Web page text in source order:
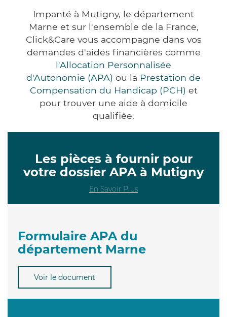
Impanté à Mutigny, le département
Marne et sur l'ensemble de la France,
Click&Care vous accompagne dans vos
demandes d'aides financières comme
l'Allocation Personnalisée
d'Autonomie (APA) ou la Prestation de
Compensation du Handicap (PCH) et
pour trouver une aide à domicile
qualifiée.
Les pièces à fournir pour
votre dossier APA à Mutigny
En Savoir Plus
Formulaire APA du
département Marne
Voir le document